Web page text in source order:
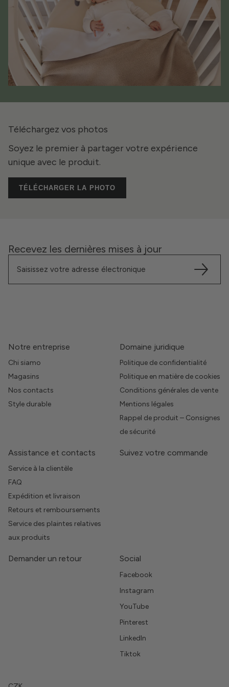
Téléchargez vos photos
Soyez le premier à partager votre expérience
unique avec le produit.
TÉLÉCHARGER LA PHOTO
Recevez les dernières mises à jour
Notre entreprise
Chi siamo
Magasins
Nos contacts
Style durable
Domaine juridique
Politique de confidentialité
Politique en matière de cookies
Conditions générales de vente
Mentions légales
Rappel de produit – Consignes
de sécurité
Assistance et contacts
Service à la clientèle
FAQ
Expédition et livraison
Retours et remboursements
Service des plaintes relatives
aux produits
Suivez votre commande
Demander un retour Social
Facebook
Instagram
YouTube
Pinterest
LinkedIn
Tiktok